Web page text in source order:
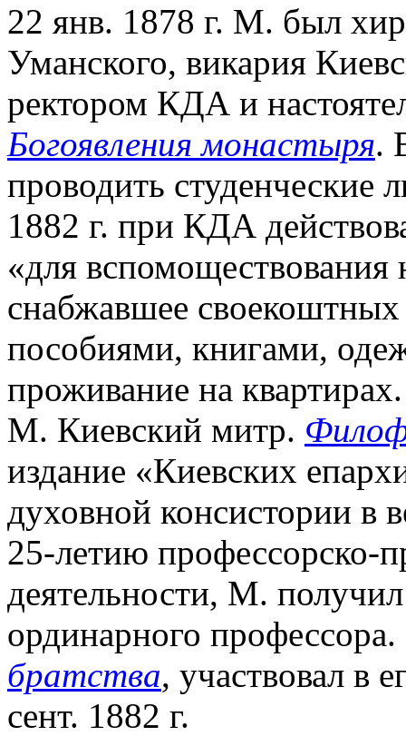
22 янв. 1878 г. М. был
Уманского, викария
ректором КДА и
Богоявления монастыря.
проводить студенческие
1882 г. при КДА
«для
снабжавшее
пособиями, книгами,
проживание на
М. Киевский митр.
издание «Киевских
духовной консистории в
25-летию профессорско-
деятельности, М.
ординарного
братства, участвовал в
сент. 1882 г.